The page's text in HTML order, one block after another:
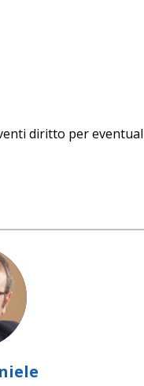
diritto per